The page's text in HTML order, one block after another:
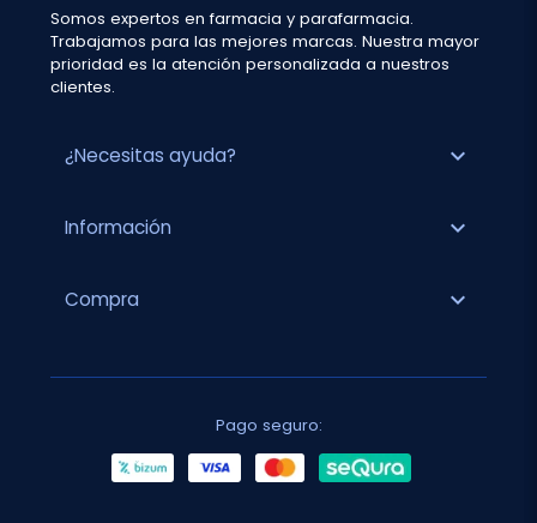
Somos expertos en farmacia y parafarmacia.
Trabajamos para las mejores marcas. Nuestra mayor
prioridad es la atención personalizada a nuestros
clientes.
¿Necesitas ayuda? expand_more
Información expand_more
Compra expand_more
Pago seguro: